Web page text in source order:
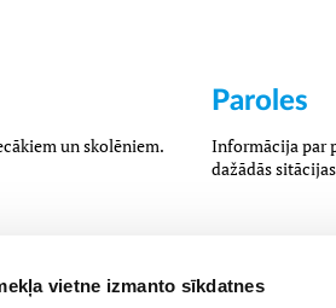
vietne izmanto sīkdatnes
un skolēniem.
Paroles
Informācija par
dažādās